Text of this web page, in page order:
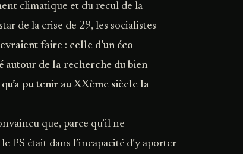
climatique et du recul de la
de la crise de 29, les socialistes
faire : celle d’un éco-
autour de la recherche du bien
pu tenir au XXème siècle la
que, parce qu’il ne
PS était dans l’incapacité d’y aporter